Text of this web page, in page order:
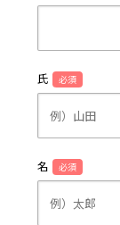
氏 必須
名 必須